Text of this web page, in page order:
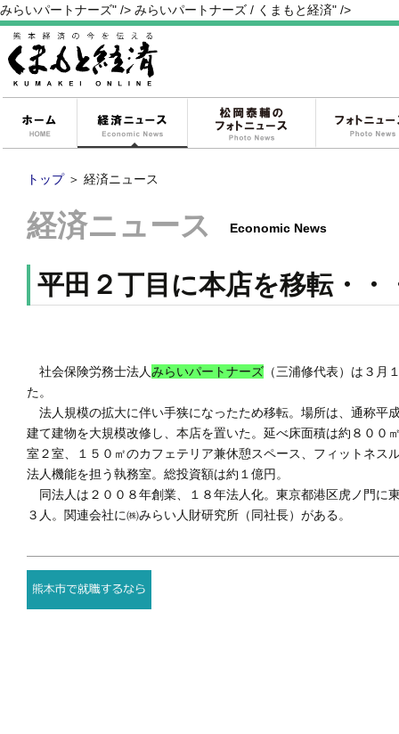
みらいパートナーズ" /> みらいパートナーズ / くまもと経済" />
経済ニュース
トップ ＞ 経済ニュース
経済ニュース Economic News
平田２丁目に本店を移転・・
社会保険労務士法人みらいパートナーズ （三浦修代表）は３月
た。
法人規模の拡大に伴い手狭になったため移転。場所は、通称平
建て建物を大規模改修し、本店を置いた。延べ床面積は約８０
室２室、１５０㎡のカフェテリア兼休憩スペース、フィットネ
法人機能を担う執務室。総投資額は約１億円。
同法人は２００８年創業、１８年法人化。東京都港区虎ノ門に
３人。関連会社に㈱みらい人財研究所（同社長）がある。